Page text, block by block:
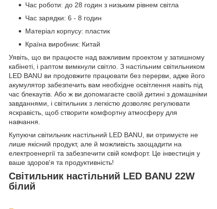
Час роботи: до 28 годин з низьким рівнем світла
Час зарядки: 6 - 8 годин
Матеріал корпусу: пластик
Країна виробник: Китай
Уявіть, що ви працюєте над важливим проектом у затишному
кабінеті, і раптом вимкнули світло. З настільним світильником
LED BANU ви продовжите працювати без перерви, адже його
акумулятор забезпечить вам необхідне освітлення навіть під
час блекаутів. Або ж ви допомагаєте своїй дитині з домашніми
завданнями, і світильник з легкістю дозволяє регулювати
яскравість, щоб створити комфортну атмосферу для
навчання.
Купуючи світильник настільний LED BANU, ви отримуєте не
лише якісний продукт, але й можливість заощадити на
електроенергії та забезпечити свій комфорт. Це інвестиція у
ваше здоров'я та продуктивність!
Світильник настільний LED BANU 22W
білий